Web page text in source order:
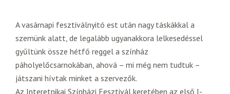
A vasárnapi fesztiválnyitó est után nagy táskákkal a
szemünk alatt, de legalább ugyanakkora lelkesedéssel
gyűltünk össze hétfő reggel a színház
páholyelőcsarnokában, ahová – mi még nem tudtuk –
játszani hívtak minket a szervezők.
Az Interetnikai Színházi Fesztivál keretében az első I-